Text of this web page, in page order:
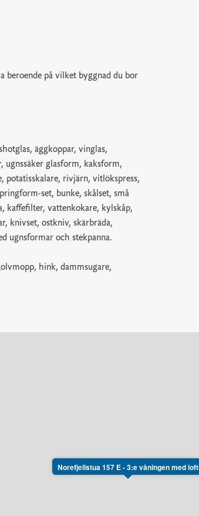
beroende på vilket byggnad du bor
äggkoppar, vinglas,
ugnssäker glasform, kaksform,
potatisskalare, rivjärn, vitlökspress,
set, bunke, skålset, små
kaffefilter, vattenkokare, kylskåp,
knivset, ostkniv, skärbräda,
ugnsformar och stekpanna.
hink, dammsugare,
Norefjellstua 157 E - 3:e våningen med loft